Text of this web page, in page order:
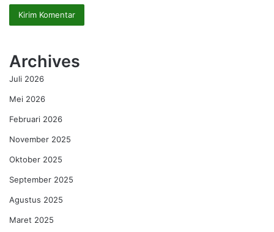
Archives
Juli 2026
Mei 2026
Februari 2026
November 2025
Oktober 2025
September 2025
Agustus 2025
Maret 2025